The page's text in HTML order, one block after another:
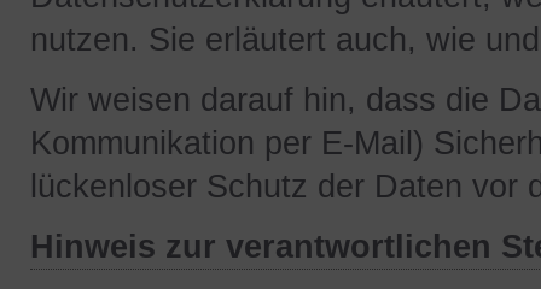
nutzen. Sie erläutert auch, wie
Wir weisen darauf hin, dass die
Kommunikation per E-Mail)
lückenloser Schutz der Daten
Hinweis zur verantwortlichen